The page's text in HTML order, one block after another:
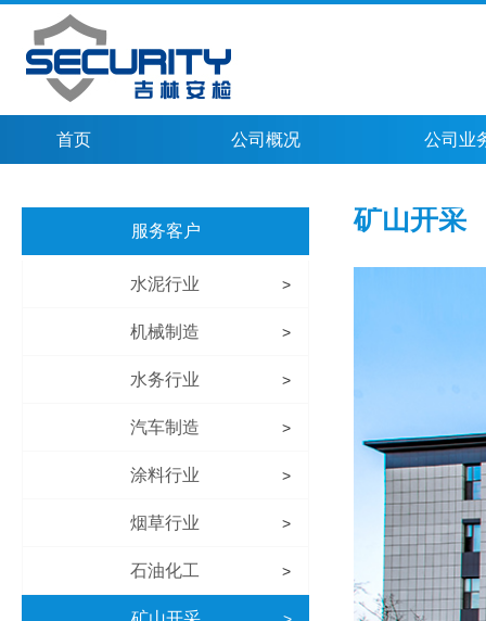
首页 公司概况 公司业
服务客户
水泥行业 >
机械制造 >
水务行业 >
汽车制造 >
涂料行业 >
烟草行业 >
石油化工 >
矿山开采